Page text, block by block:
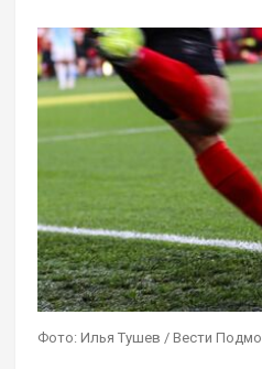
Фото: Илья Тушев / Вести